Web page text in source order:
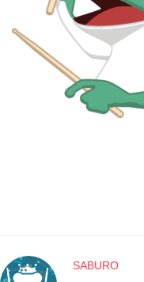
SABURO